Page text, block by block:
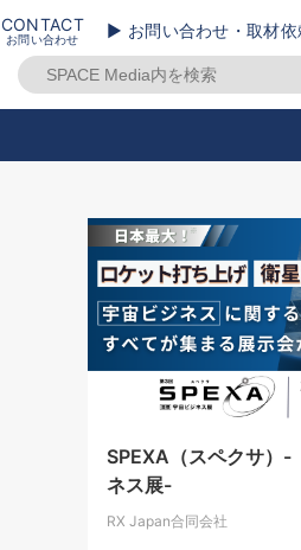
CONTACT
お問い合わせ ▶ お問い合わせ・取材依
SPEXA（スペクサ）-
ネス展-
RX Japan合同会社